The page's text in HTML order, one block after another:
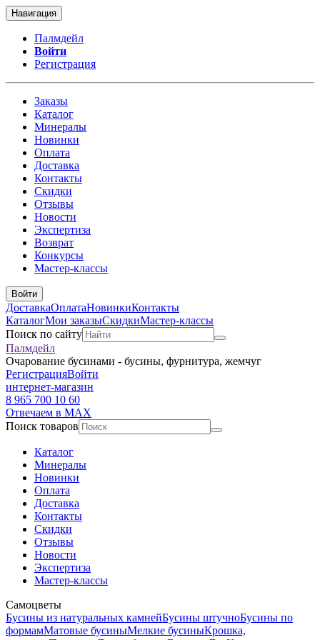
Навигация
Палмдейл
Войти
Регистрация
Заказы
Каталог
Минералы
Новинки
Оплата
Доставка
Контакты
Скидки
Отзывы
Новости
Экспертиза
Возврат
Конкурсы
Мастер-классы
Войти
ДоставкаОплатаНовинкиКонтакты
КаталогМои заказыСкидкиМастер-классы
Поиск по сайту
Палмдейл
Очарование бусинами - бусины, фурнитура, жемчуг
РегистрацияВойти
интернет-магазин
8 965 700 10 60
Отвечаем в MAX
Поиск товаров
Каталог
Минералы
Новинки
Оплата
Доставка
Контакты
Скидки
Отзывы
Новости
Экспертиза
Мастер-классы
Самоцветы
Бусины из натуральных камнейБусины штучноБусины по
формамМатовые бусиныМелкие бусиныКрошка,